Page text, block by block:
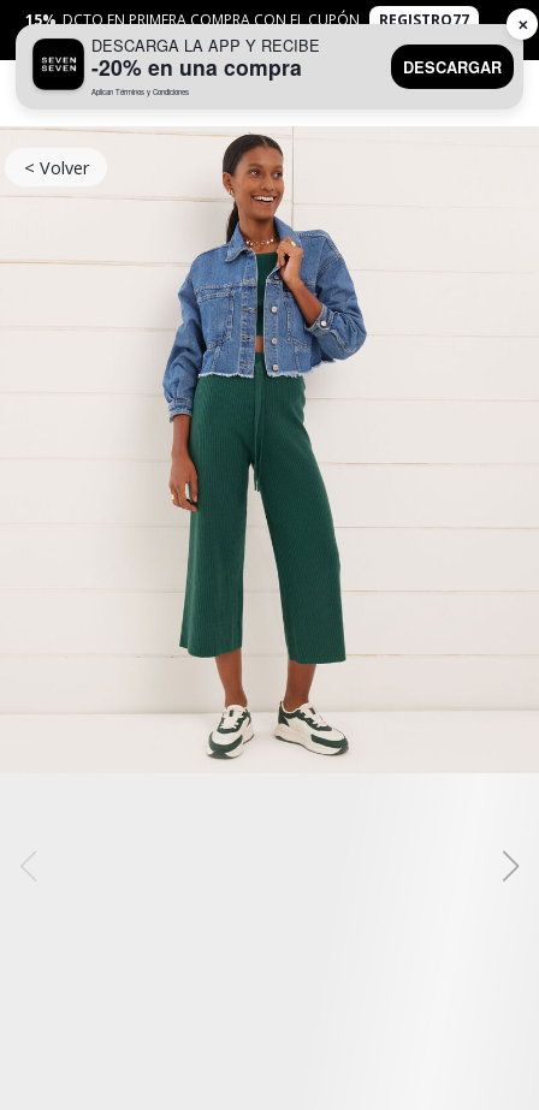
15% DCTO EN PRIMERA COMPRA CON EL CUPÓN
REGISTRO77
APLICANTYC
< Volver
DESCARGA LA APP Y RECIBE
-20% en una compra
Aplican Términos y Condiciones
DESCARGAR
✕